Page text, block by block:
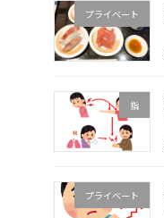
プライベート
指
プライベート